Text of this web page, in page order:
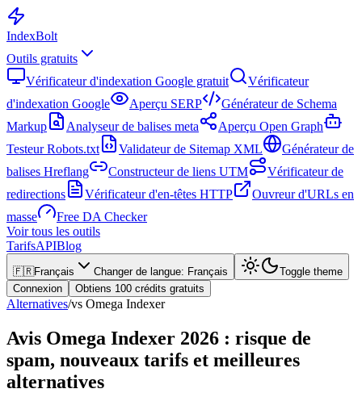
IndexBolt
Outils gratuits
Vérificateur d'indexation Google gratuit
Vérificateur
d'indexation Google
Aperçu SERP
Générateur de Schema
Markup
Analyseur de balises meta
Aperçu Open Graph
Testeur Robots.txt
Validateur de Sitemap XML
Générateur de
balises Hreflang
Constructeur de liens UTM
Vérificateur de
redirections
Vérificateur d'en-têtes HTTP
Ouvreur d'URLs en
masse
Free DA Checker
Voir tous les outils
TarifsAPIBlog
🇫🇷Français Changer de langue: Français
Toggle theme
Connexion
Obtiens 100 crédits gratuits
Alternatives/vs Omega Indexer
Avis Omega Indexer 2026 : risque de
spam, nouveaux tarifs et meilleures
alternatives